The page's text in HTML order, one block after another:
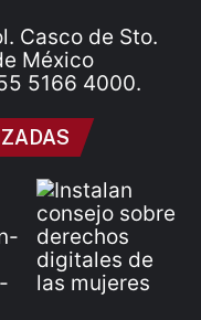
Casco de Sto.
México
5166 4000.